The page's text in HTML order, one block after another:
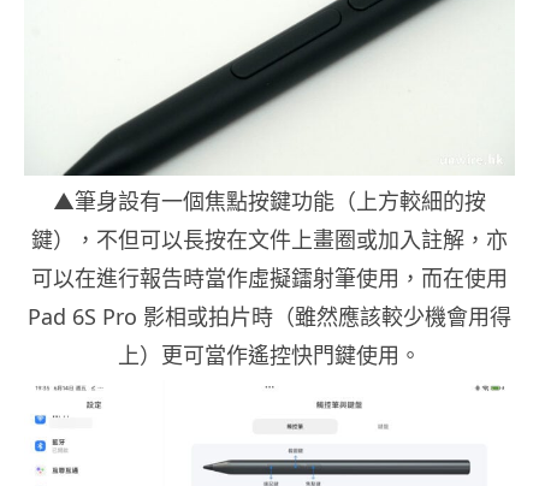
▲筆身設有一個焦點按鍵功能（上方較細的按
鍵），不但可以長按在文件上畫圈或加入註解，亦
可以在進行報告時當作虛擬鐳射筆使用，而在使用
Pad 6S Pro 影相或拍片時（雖然應該較少機會用得
上）更可當作遙控快門鍵使用。